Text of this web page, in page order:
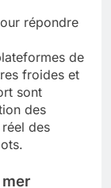
répondre
de
froides et
sont
des
des